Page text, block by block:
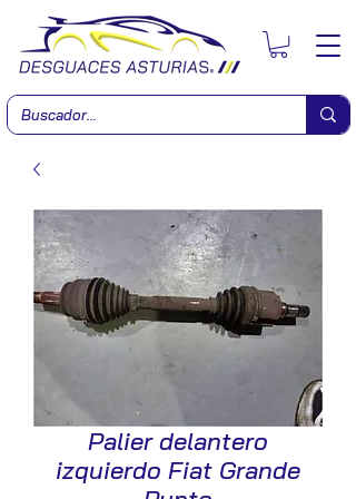
Palier delantero
izquierdo Fiat Grande